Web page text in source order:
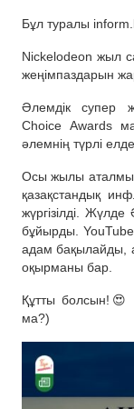
Бұл туралы
Nickelodeon жыл
жеңімпаздарын
Әлемдік супер
Choice Awards
әлемнің түрлі
Осы жылы аталмыш
қазақстандық
жүргізілді.
бұйырды.
адам бақылайды,
оқырманы бар.
Құтты
ма?)